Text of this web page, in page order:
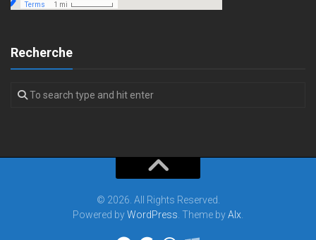
Recherche
© 2026. All Rights Reserved.
Powered byWordPress . Theme byAlx